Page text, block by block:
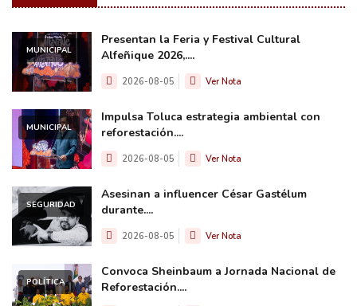
MUNICIPAL
Presentan la Feria y Festival Cultural
Alfeñique 2026,....
2026-08-05 Ver Nota
MUNICIPAL
Impulsa Toluca estrategia ambiental con
reforestación....
2026-08-05 Ver Nota
SEGURIDAD
Asesinan a influencer César Gastélum
durante....
2026-08-05 Ver Nota
POLÍTICA
Convoca Sheinbaum a Jornada Nacional de
Reforestación....